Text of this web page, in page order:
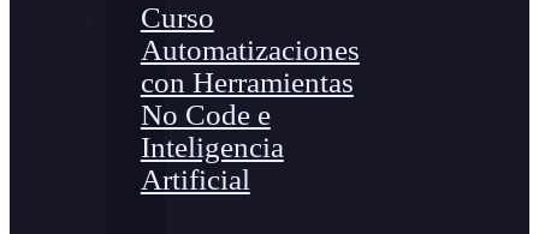
Curso
Automatizaciones
con Herramientas
No Code e
Inteligencia
Artificial